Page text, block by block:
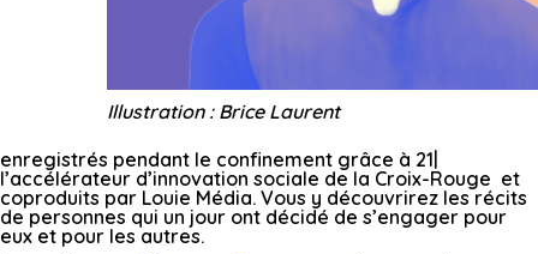
Illustration : Brice Laurent
enregistrés pendant le confinement grâce à 21|
l’accélérateur d’innovation sociale de la Croix-Rouge et
coproduits par Louie Média. Vous y découvrirez les récits
de personnes qui un jour ont décidé de s’engager pour
eux et pour les autres.